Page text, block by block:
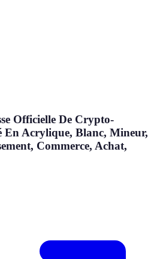
Officielle De Crypto-
En Acrylique, Blanc, Mineur,
Commerce, Achat,